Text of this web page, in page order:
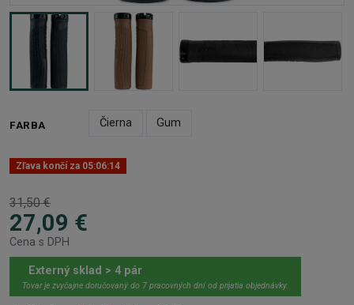
FARBA Čierna Gum
Zľava končí za 05:06:13
31,50 €
27,09 €
Cena s DPH
Externý sklad > 4 pár
Tovar je zvyčajne doručovaný do 7 pracovných dní od prijatia objednávky.